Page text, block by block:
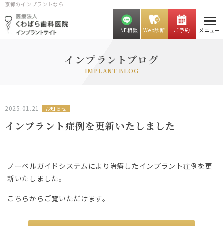
京都のインプラントなら
LINE相談 Web診断 ご予約 メニュー
インプラントブログ
IMPLANT BLOG
2025.01.21 お知らせ
インプラント症例を更新いたしました
ノーベルガイドシステムにより治療したインプラント症例を更
新いたしました。
こちらからご覧いただけます。